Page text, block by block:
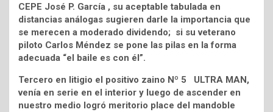
CEPE José P. García , su aceptable tabulada en
distancias análogas sugieren darle la importancia que
se merecen a moderado dividendo; si su veterano
piloto Carlos Méndez se pone las pilas en la forma
adecuada “el baile es con él”.
Tercero en litigio el positivo zaino Nº 5 ULTRA MAN,
venía en serie en el interior y luego de ascender en
nuestro medio logró meritorio place del mandoble